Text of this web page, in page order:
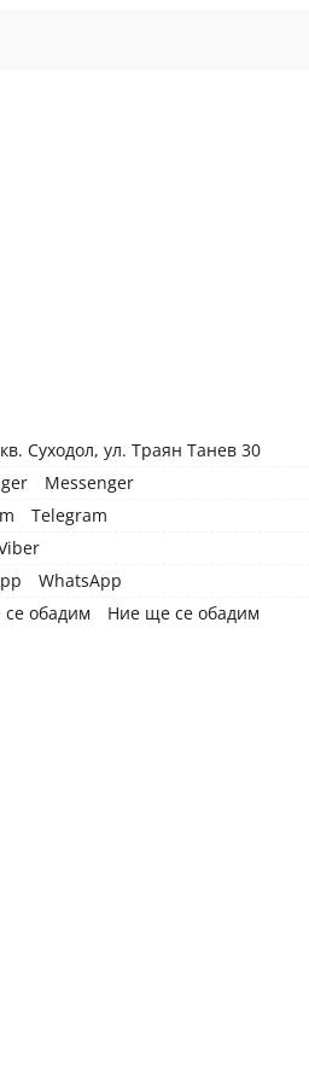
Суходол, ул. Траян Танев 30
Messenger
Telegram
WhatsApp
Ние ще се обадим